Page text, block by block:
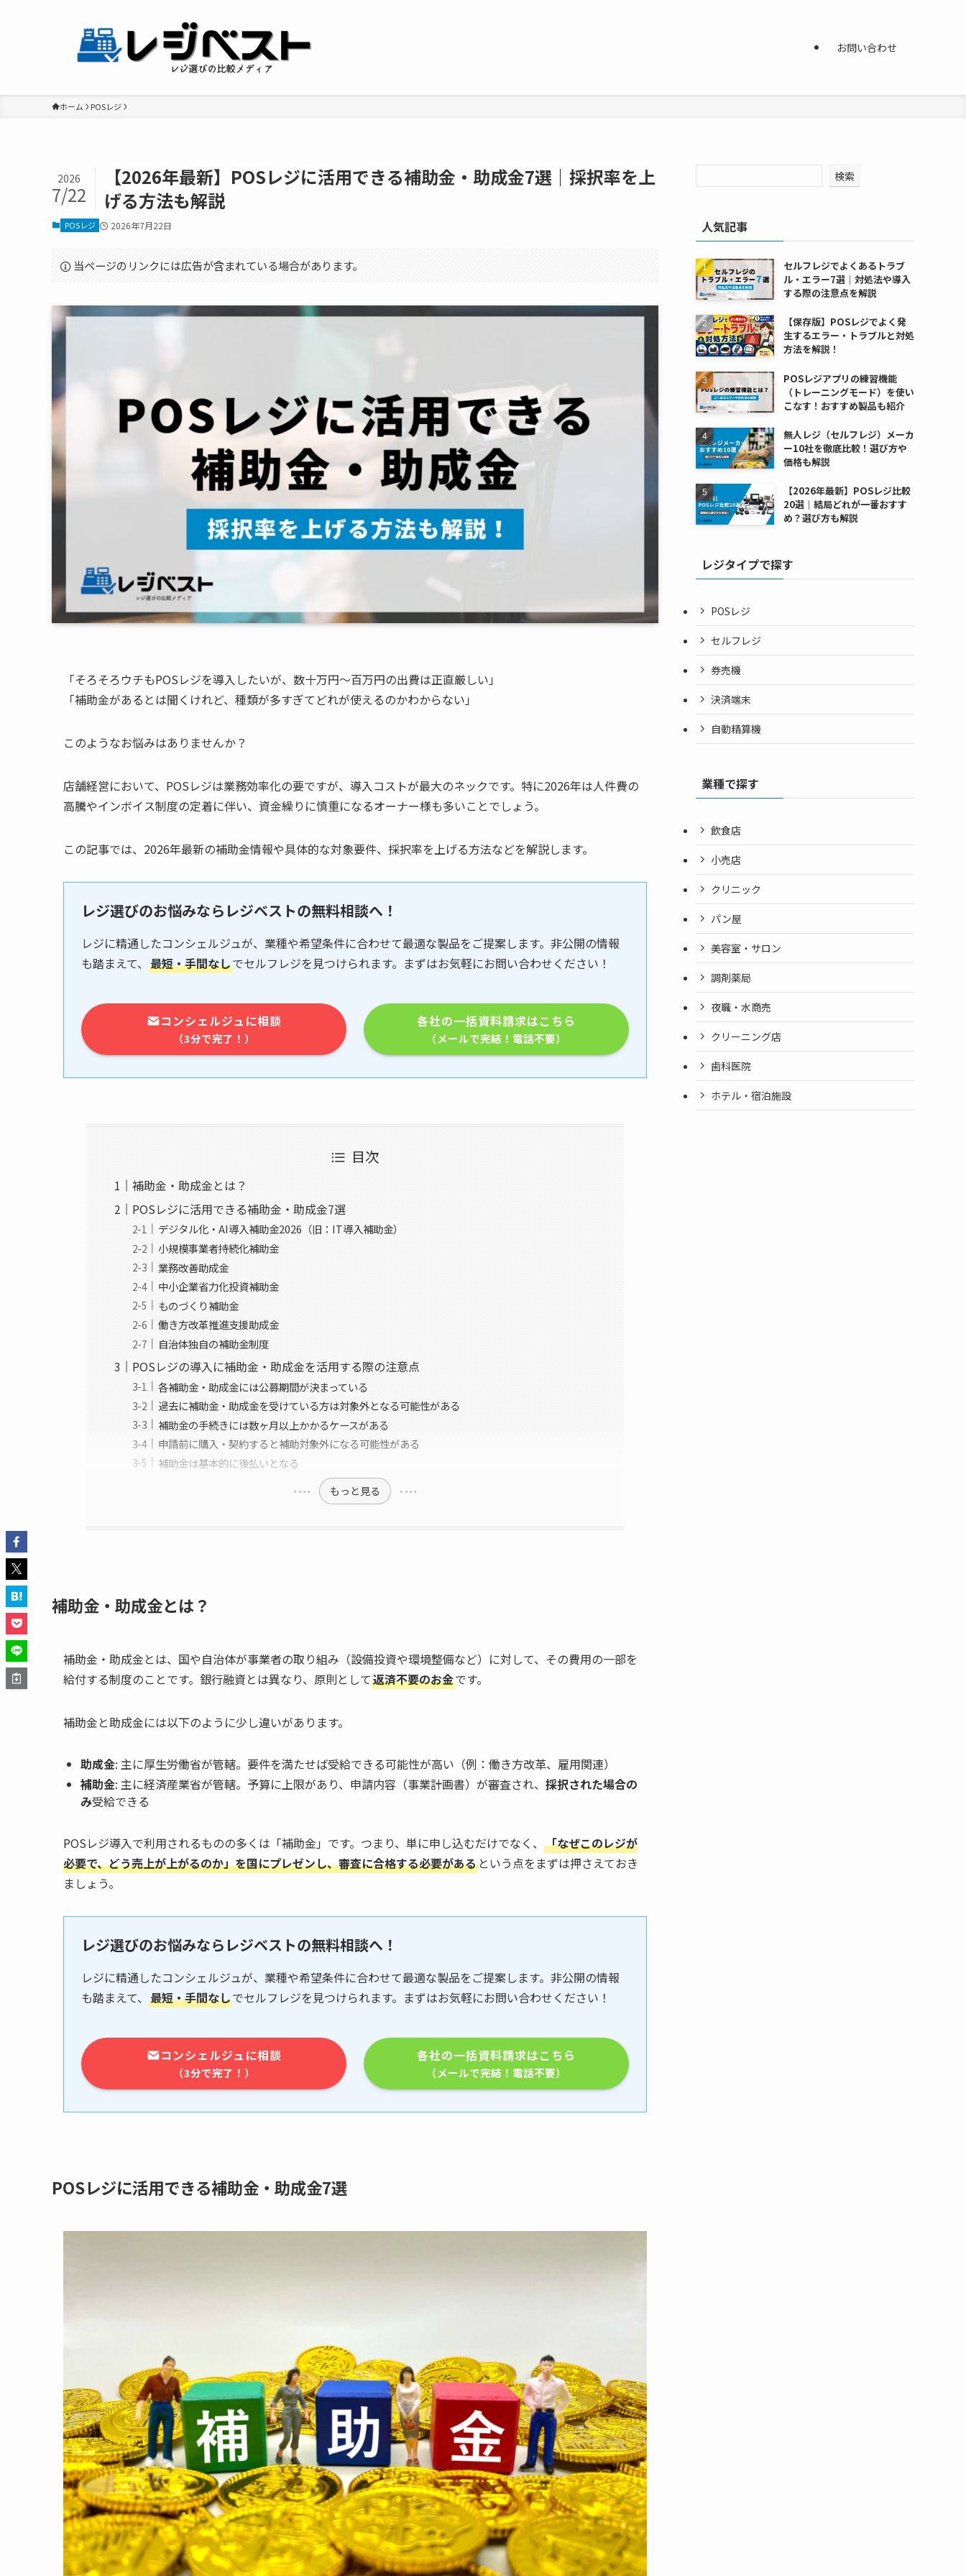
お問い合わせ
ホーム POSレジ
【2026年最新】POSレジに活用できる補助金・助成金7選｜採択率を上
げる方法も解説
2026
7/22
POSレジ 2026年7月22日
当ページのリンクには広告が含まれている場合があります。
「そろそろウチもPOSレジを導入したいが、数十万円〜百万円の出費は正直厳しい」
「補助金があるとは聞くけれど、種類が多すぎてどれが使えるのかわからない」
このようなお悩みはありませんか？
店舗経営において、POSレジは業務効率化の要ですが、導入コストが最大のネックです。特に2026年は人件費の
高騰やインボイス制度の定着に伴い、資金繰りに慎重になるオーナー様も多いことでしょう。
この記事では、2026年最新の補助金情報や具体的な対象要件、採択率を上げる方法などを解説します。
レジ選びのお悩みならレジベストの無料相談へ！
レジに精通したコンシェルジュが、業種や希望条件に合わせて最適な製品をご提案します。非公開の情報
も踏まえて、 最短・手間なしでセルフレジを見つけられます。まずはお気軽にお問い合わせください！
コンシェルジュに相談
（3分で完了！）
各社の一括資料請求はこちら
（メールで完結！電話不要）
目次
補助金・助成金とは？
POSレジに活用できる補助金・助成金7選
デジタル化・AI導入補助金2026（旧：IT導入補助金）
小規模事業者持続化補助金
業務改善助成金
中小企業省力化投資補助金
ものづくり補助金
働き方改革推進支援助成金
自治体独自の補助金制度
POSレジの導入に補助金・助成金を活用する際の注意点
各補助金・助成金には公募期間が決まっている
過去に補助金・助成金を受けている方は対象外となる可能性がある
補助金の手続きには数ヶ月以上かかるケースがある
申請前に購入・契約すると補助対象外になる可能性がある
補助金は基本的に後払いとなる
もっと見る
補助金・助成金とは？
補助金・助成金とは、国や自治体が事業者の取り組み（設備投資や環境整備など）に対して、その費用の一部を
給付する制度のことです。銀行融資とは異なり、原則として返済不要のお金です。
補助金と助成金には以下のように少し違いがあります。
助成金: 主に厚生労働省が管轄。要件を満たせば受給できる可能性が高い（例：働き方改革、雇用関連）
補助金: 主に経済産業省が管轄。予算に上限があり、申請内容（事業計画書）が審査され、 採択された場合の
み受給できる
POSレジ導入で利用されるものの多くは「補助金」です。つまり、単に申し込むだけでなく、 「なぜこのレジが
必要で、どう売上が上がるのか」を国にプレゼンし、審査に合格する必要がある という点をまずは押さえておき
ましょう。
レジ選びのお悩みならレジベストの無料相談へ！
レジに精通したコンシェルジュが、業種や希望条件に合わせて最適な製品をご提案します。非公開の情報
も踏まえて、 最短・手間なしでセルフレジを見つけられます。まずはお気軽にお問い合わせください！
コンシェルジュに相談
（3分で完了！）
各社の一括資料請求はこちら
（メールで完結！電話不要）
POSレジに活用できる補助金・助成金7選
検索
人気記事
セルフレジでよくあるトラブ
ル・エラー7選｜対処法や導入
する際の注意点を解説
【保存版】POSレジでよく発
生するエラー・トラブルと対処
方法を解説！
POSレジアプリの練習機能
（トレーニングモード）を使い
こなす！おすすめ製品も紹介
無人レジ（セルフレジ）メーカ
ー10社を徹底比較！選び方や
価格も解説
【2026年最新】POSレジ比較
20選｜結局どれが一番おすす
め？選び方も解説
レジタイプで探す
POSレジ
セルフレジ
券売機
決済端末
自動精算機
業種で探す
飲食店
小売店
クリニック
パン屋
美容室・サロン
調剤薬局
夜職・水商売
クリーニング店
歯科医院
ホテル・宿泊施設